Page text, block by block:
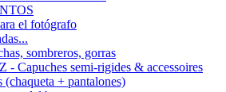
el fotógrafo
sombreros, gorras
- Capuches semi-rigides & accessoires
(chaqueta + pantalones)